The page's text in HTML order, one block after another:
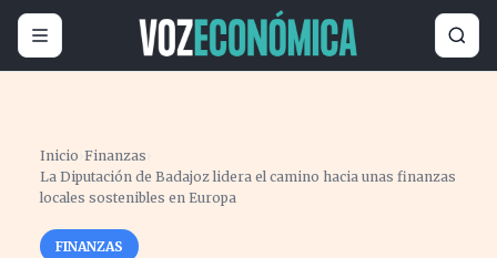
Inicio ›Finanzas ›
La Diputación de Badajoz lidera el camino hacia unas finanzas
locales sostenibles en Europa
FINANZAS